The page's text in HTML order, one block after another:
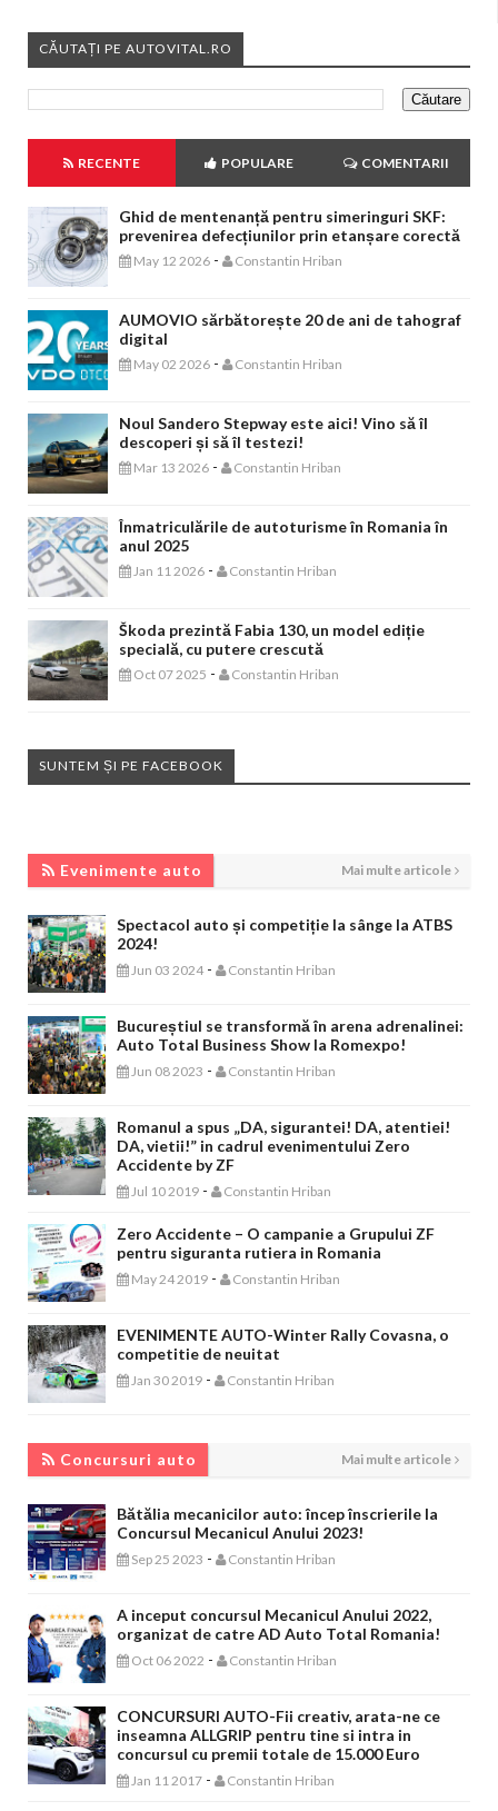
CĂUTAȚI PE AUTOVITAL.RO
RECENTE POPULARE COMENTARII
Ghid de mentenanță pentru simeringuri SKF:
prevenirea defecțiunilor prin etanșare corectă
May 12 2026 - Constantin Hriban
AUMOVIO sărbătorește 20 de ani de tahograf
digital
May 02 2026 - Constantin Hriban
Noul Sandero Stepway este aici! Vino să îl
descoperi și să îl testezi!
Mar 13 2026 - Constantin Hriban
Înmatriculările de autoturisme în Romania în
anul 2025
Jan 11 2026 - Constantin Hriban
Škoda prezintă Fabia 130, un model ediție
specială, cu putere crescută
Oct 07 2025 - Constantin Hriban
SUNTEM ȘI PE FACEBOOK
Evenimente auto Mai multe articole
Spectacol auto și competiție la sânge la ATBS
2024!
Jun 03 2024 - Constantin Hriban
Bucureștiul se transformă în arena adrenalinei:
Auto Total Business Show la Romexpo!
Jun 08 2023 - Constantin Hriban
Romanul a spus „DA, sigurantei! DA, atentiei!
DA, vietii!” in cadrul evenimentului Zero
Accidente by ZF
Jul 10 2019 - Constantin Hriban
Zero Accidente – O campanie a Grupului ZF
pentru siguranta rutiera in Romania
May 24 2019 - Constantin Hriban
EVENIMENTE AUTO-Winter Rally Covasna, o
competitie de neuitat
Jan 30 2019 - Constantin Hriban
Concursuri auto Mai multe articole
Bătălia mecanicilor auto: încep înscrierile la
Concursul Mecanicul Anului 2023!
Sep 25 2023 - Constantin Hriban
A inceput concursul Mecanicul Anului 2022,
organizat de catre AD Auto Total Romania!
Oct 06 2022 - Constantin Hriban
CONCURSURI AUTO-Fii creativ, arata-ne ce
inseamna ALLGRIP pentru tine si intra in
concursul cu premii totale de 15.000 Euro
Jan 11 2017 - Constantin Hriban